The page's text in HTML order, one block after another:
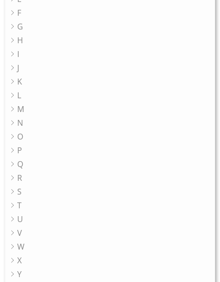
F
G
H
I
J
K
L
M
N
O
P
Q
R
S
T
U
V
W
X
Y